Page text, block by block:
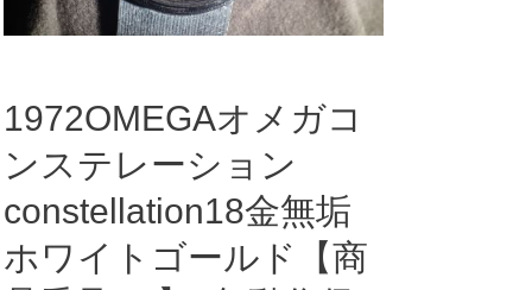
1972OMEGAオメガコ
ンステレーション
constellation18金無垢
ホワイトゴールド【商